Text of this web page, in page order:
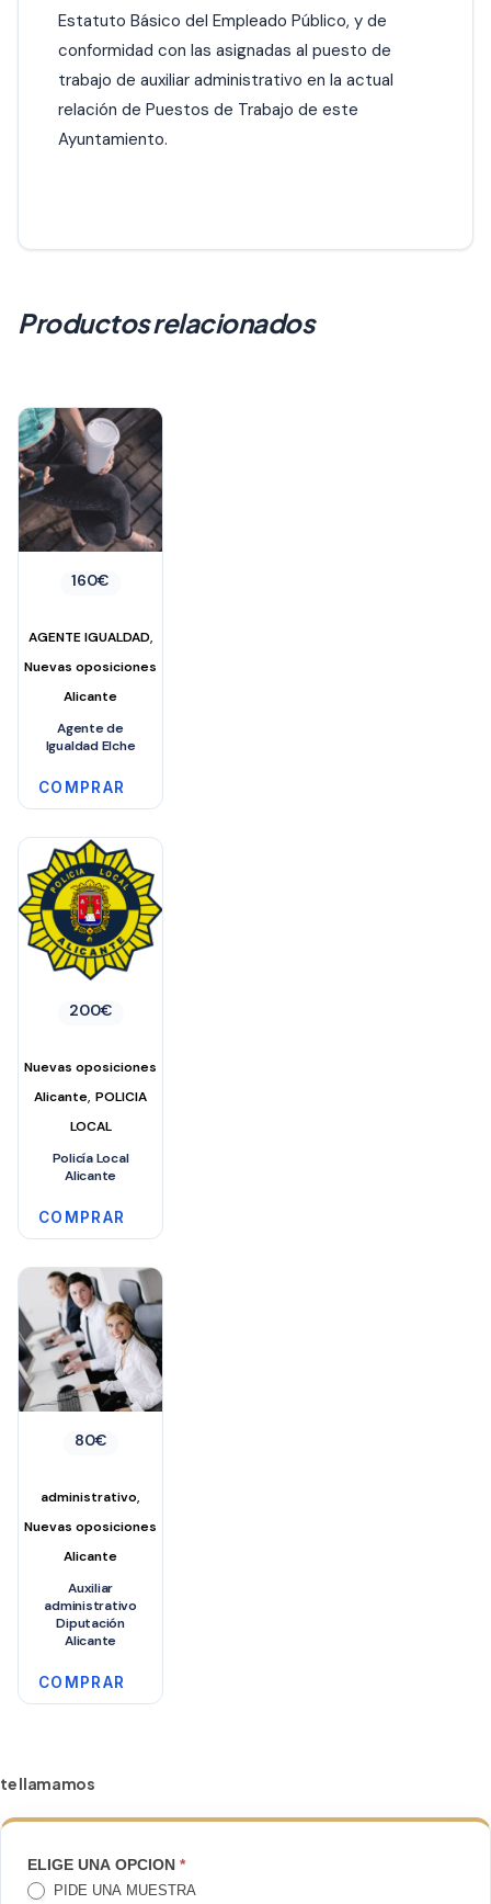
Estatuto Básico del Empleado Público, y de
conformidad con las asignadas al puesto de
trabajo de auxiliar administrativo en la actual
relación de Puestos de Trabajo de este
Ayuntamiento.
Productos relacionados
160€
AGENTE IGUALDAD,
Nuevas oposiciones
Alicante
Agente de
Igualdad Elche
COMPRAR
200€
Nuevas oposiciones
Alicante,POLICIA
LOCAL
Policía Local
Alicante
COMPRAR
80€
administrativo,
Nuevas oposiciones
Alicante
Auxiliar
administrativo
Diputación
Alicante
COMPRAR
te llamamos
TE
LLAMAMOS
ELIGE UNA OPCION *
PIDE UNA MUESTRA